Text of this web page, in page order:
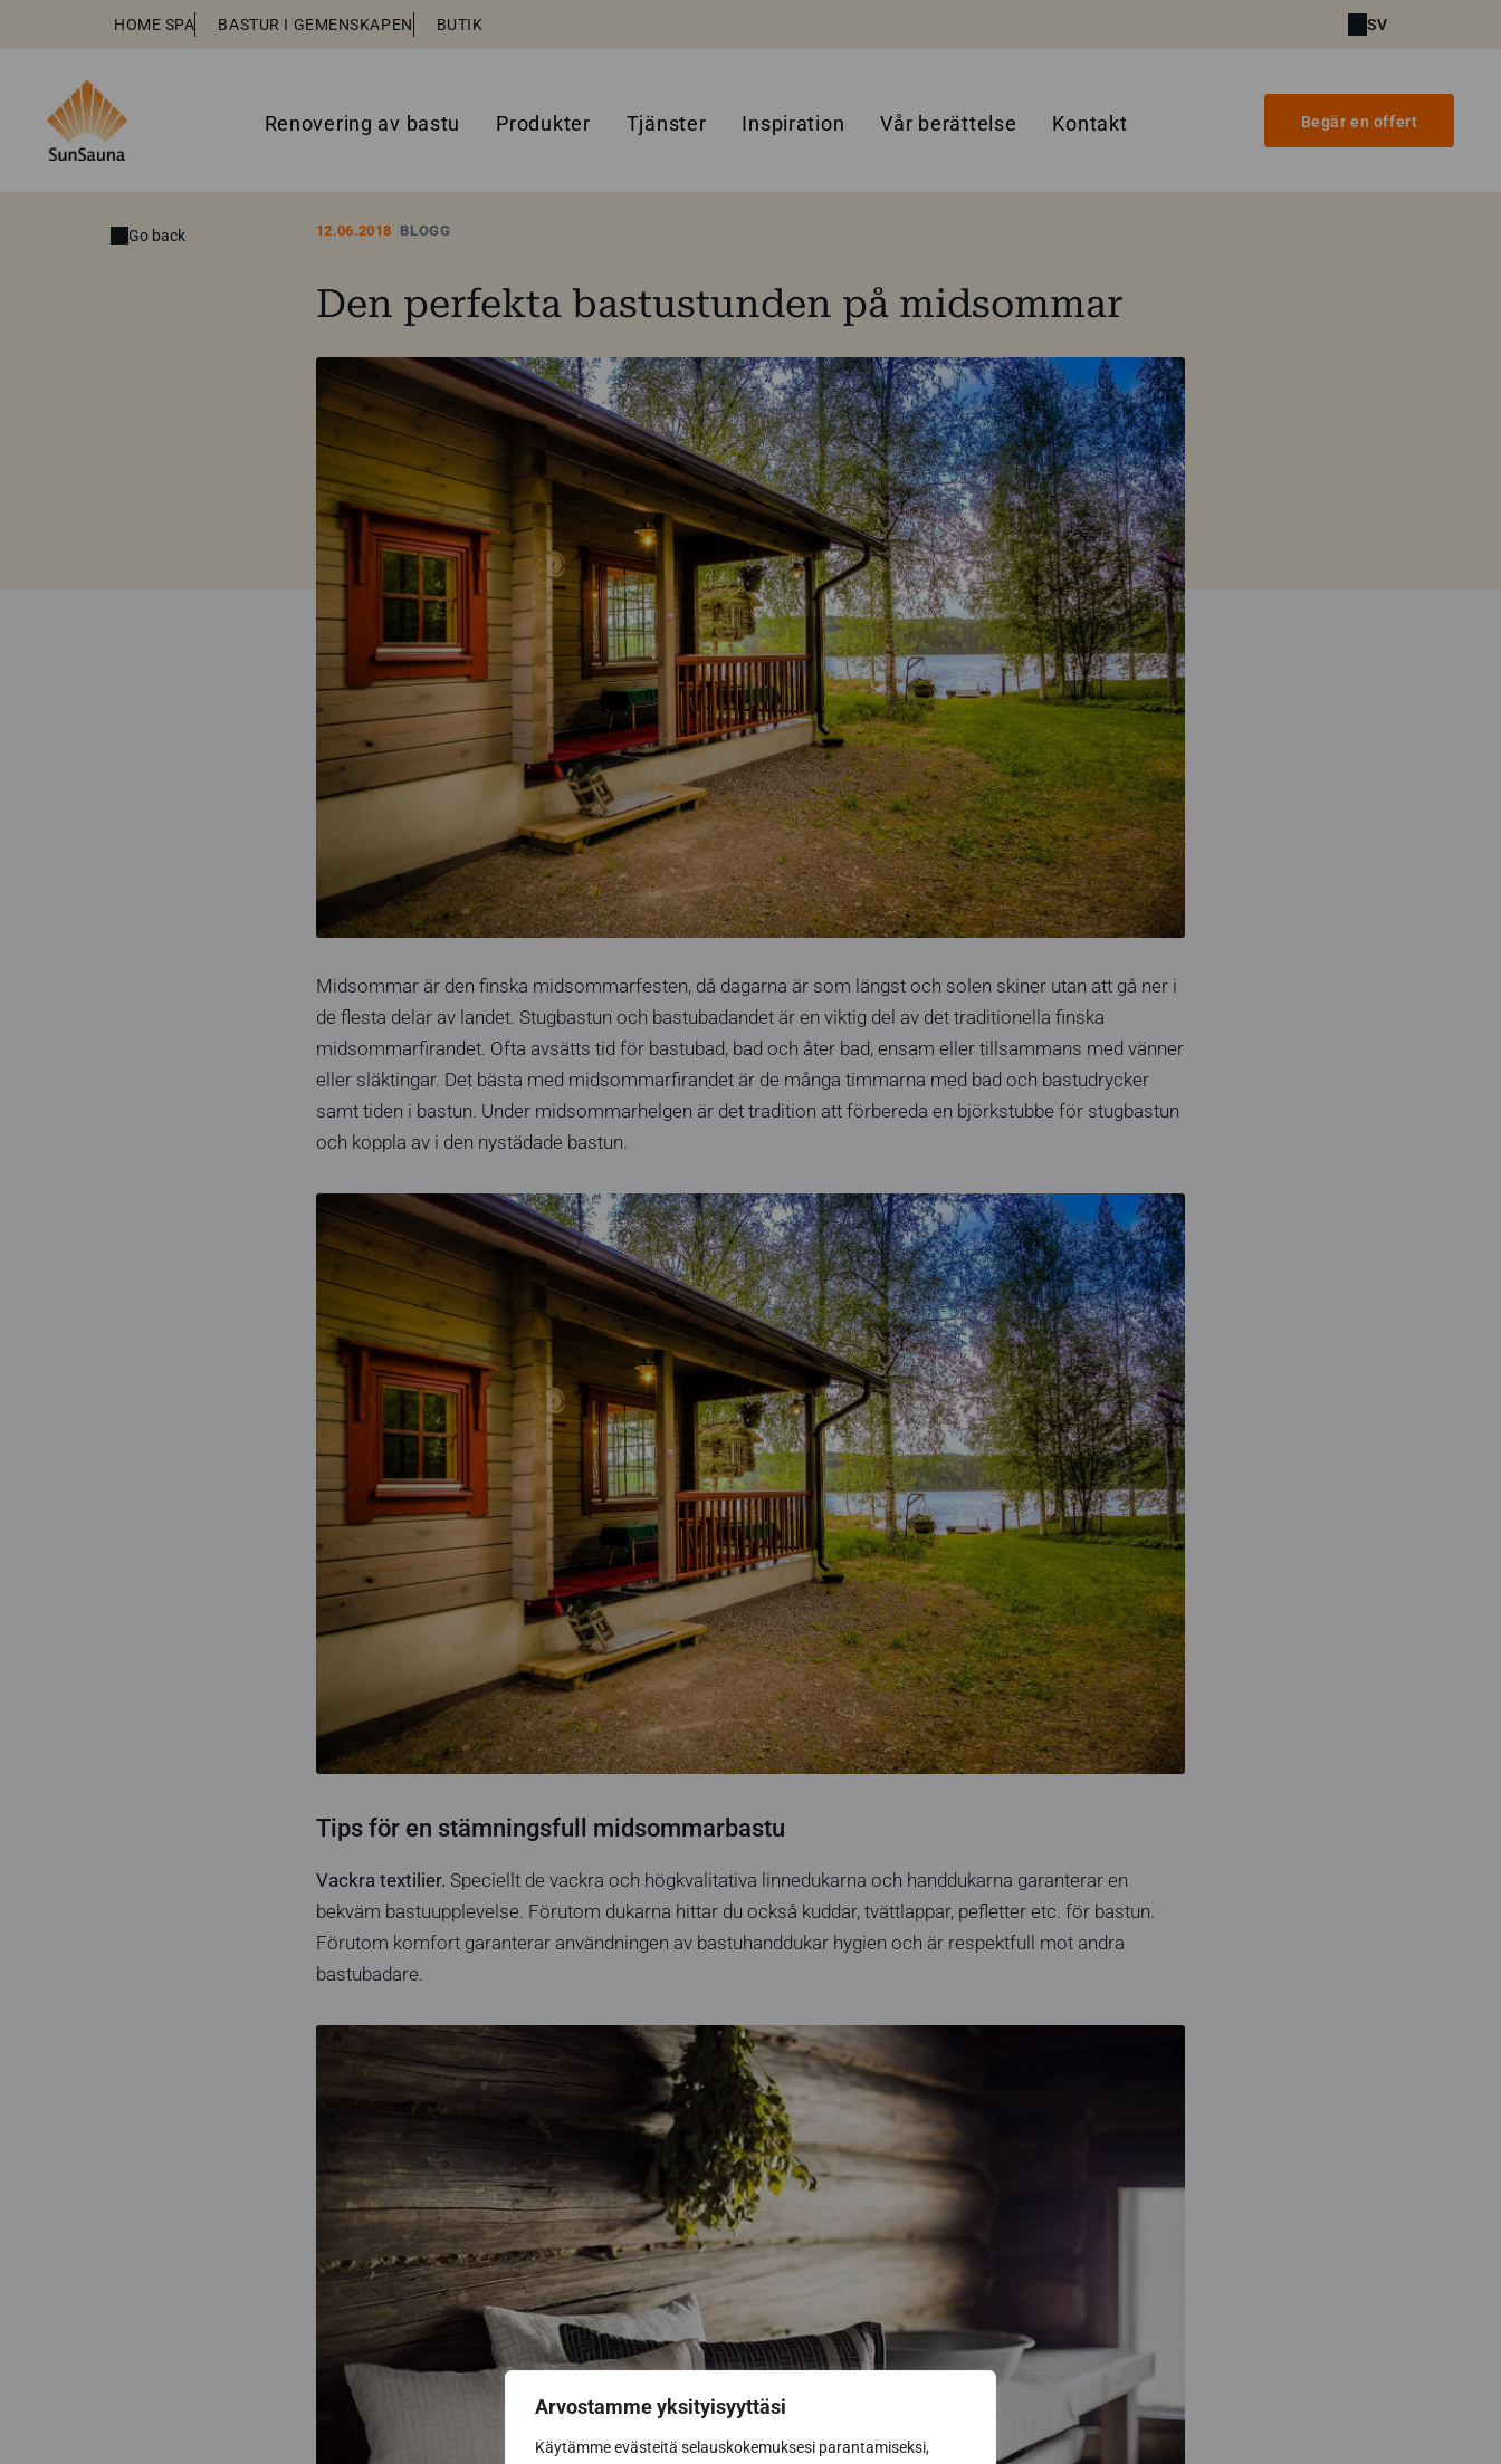
Arvostamme yksityisyyttäsi
Käytämme evästeitä selauskokemuksesi parantamiseksi,
HOME SPA BASTUR I GEMENSKAPEN BUTIK SV
Renovering av bastu Produkter Tjänster Inspiration Vår berättelse Kontakt Begär en offert
Go back 12.06.2018 BLOGG
Den perfekta bastustunden på midsommar
Midsommar är den finska midsommarfesten, då dagarna är som längst och solen skiner utan att gå ner i
de flesta delar av landet. Stugbastun och bastubadandet är en viktig del av det traditionella finska
midsommarfirandet. Ofta avsätts tid för bastubad, bad och åter bad, ensam eller tillsammans med vänner
eller släktingar. Det bästa med midsommarfirandet är de många timmarna med bad och bastudrycker
samt tiden i bastun. Under midsommarhelgen är det tradition att förbereda en björkstubbe för stugbastun
och koppla av i den nystädade bastun.
Tips för en stämningsfull midsommarbastu
Vackra textilier. Speciellt de vackra och högkvalitativa linnedukarna och handdukarna garanterar en
bekväm bastuupplevelse. Förutom dukarna hittar du också kuddar, tvättlappar, pefletter etc. för bastun.
Förutom komfort garanterar användningen av bastuhanddukar hygien och är respektfull mot andra
bastubadare.